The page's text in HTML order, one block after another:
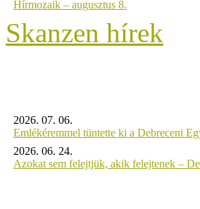
Hírmozaik – augusztus 8.
Skanzen hírek
2026. 07. 06.
Emlékéremmel tüntette ki a Debreceni
2026. 06. 24.
Azokat sem felejtjük, akik felejtenek –